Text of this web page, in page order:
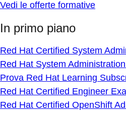
Vedi le offerte formative
In primo piano
Red Hat Certified System
Red Hat System
Prova Red Hat Learning
Red Hat Certified Engineer
Red Hat Certified OpenShift